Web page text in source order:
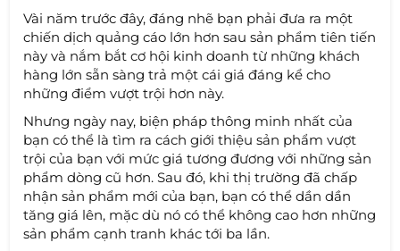
Vài năm trước đây, đáng nhẽ bạn phải đưa ra một
chiến dịch quảng cáo lớn hơn sau sản phẩm tiên tiến
này và nắm bắt cơ hội kinh doanh từ những khách
hàng lớn sẵn sàng trả một cái giá đáng kể cho
những điểm vượt trội hơn này.
Nhưng ngày nay, biện pháp thông minh nhất của
bạn có thể là tìm ra cách giới thiệu sản phẩm vượt
trội của bạn với mức giá tương đương với những sản
phẩm dòng cũ hơn. Sau đó, khi thị trường đã chấp
nhận sản phẩm mới của bạn, bạn có thể dần dần
tăng giá lên, mặc dù nó có thể không cao hơn những
sản phẩm cạnh tranh khác tới ba lần.